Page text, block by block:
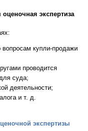
экспертиза
купли-продажи
проводится
суда;
деятельности;
и т. д.
экспертизы